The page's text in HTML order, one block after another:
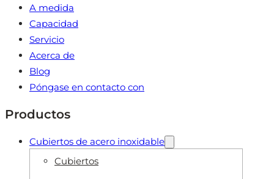
A medida
Capacidad
Servicio
Acerca de
Blog
Póngase en contacto con
Productos
Cubiertos de acero inoxidable
Cubiertos